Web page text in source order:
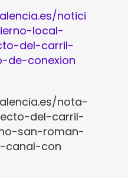
notici
local-
del-carril-
de-conexion
nota-
del-carril-
san-roman-
canal-con